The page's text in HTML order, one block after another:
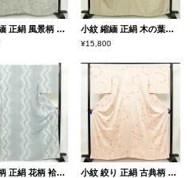
小紋 縮緬 正絹 風景柄 袷仕立て 身丈160.5cm 裄丈64.5cm 着物 グレー 小紋 縮緬 正絹 木の葉・植物柄 袷仕立て 身丈161.5cm 裄丈66cm リサイクル着物 着物 ベージュ
¥15,800
小紋 総柄 正絹 花柄 袷仕立て 身丈166cm 裄丈68.5cm リサイクル着物 着物 桜 青・紺 小紋 絞り 正絹 古典柄 袷仕立て 身丈160.5cm 裄丈66cm リサイクル着物 着物 ピンク